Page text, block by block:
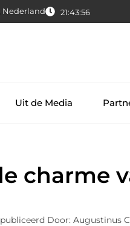
Nederland 21:43:57
Uit de Media
charme
Door: Augustinus